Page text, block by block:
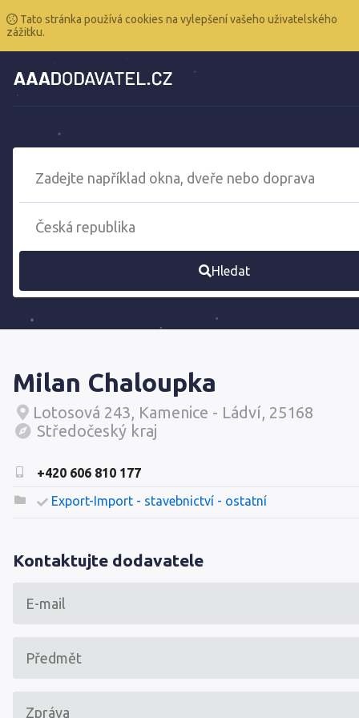
Tato stránka používá cookies na vylepšení vašeho uživatelského
zážitku.
Hledat
Milan Chaloupka
Lotosová 243, Kamenice - Ládví, 25168
Středočeský kraj
+420 606 810 177
Export-Import - stavebnictví - ostatní
Kontaktujte dodavatele